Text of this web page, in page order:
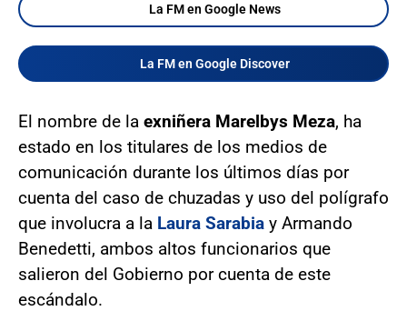
La FM en Google News
La FM en Google Discover
El nombre de la exniñera Marelbys Meza, ha
estado en los titulares de los medios de
comunicación durante los últimos días por
cuenta del caso de chuzadas y uso del polígrafo
que involucra a la Laura Sarabia y Armando
Benedetti, ambos altos funcionarios que
salieron del Gobierno por cuenta de este
escándalo.